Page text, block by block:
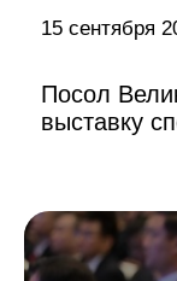
15 сентября
Посол
выставку